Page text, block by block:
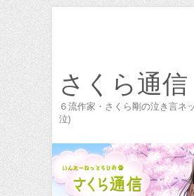
さくら通信
６流作家・さくら剛の泣き言ネ
泣)